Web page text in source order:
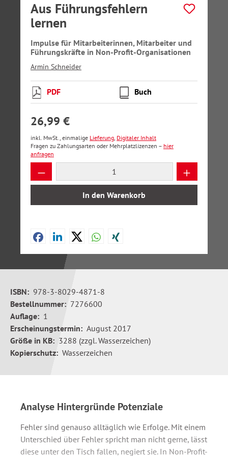
Aus Führungsfehlern
lernen
Impulse für Mitarbeiterinnen, Mitarbeiter und
Führungskräfte in Non-Profit-Organisationen
Armin Schneider
PDF Buch
26,99 €
inkl. MwSt., einmalige Lieferung, Digitaler Inhalt
Fragen zu Zahlungsarten oder Mehrplatzlizenzen – hier
anfragen
Produkt Anzahl: Gib den gewünschten
In den Warenkorb
ISBN: 978-3-8029-4871-8
Bestellnummer: 7276600
Auflage: 1
Erscheinungstermin: August 2017
Größe in KB: 3288 (zzgl. Wasserzeichen)
Kopierschutz: Wasserzeichen
Analyse Hintergründe Potenziale
Fehler sind genauso alltäglich wie Erfolge. Mit einem
Unterschied über Fehler spricht man nicht gerne, lässt
diese unter den Tisch fallen, negiert sie. In Non-Profit-